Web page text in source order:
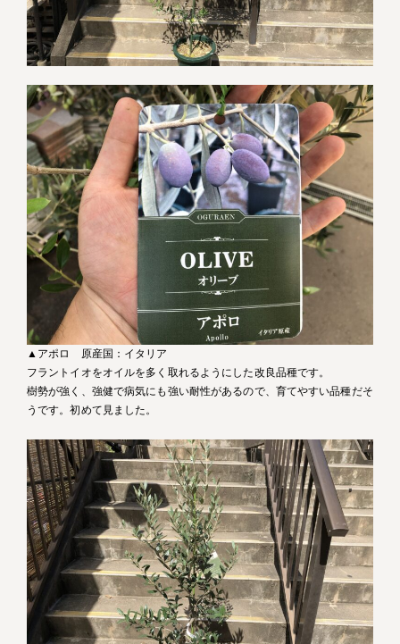
▲アポロ 原産国：イタリア
フラントイオをオイルを多く取れるようにした改良品種です。
樹勢が強く、強健で病気にも強い耐性があるので、育てやすい品種だそ
うです。初めて見ました。